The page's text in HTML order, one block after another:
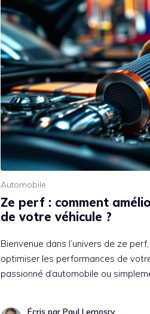
Automobile
Ze perf : comment
de votre véhicule ?
Bienvenue dans l’univers de ze
optimiser les performances de
passionné d’automobile ou
Écris par Paul Lemosry